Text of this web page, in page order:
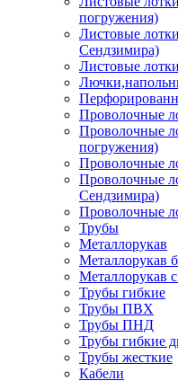
погружения)
Листовые
Сендзимира)
Листовые
Проволочные
Проволочные
погружения)
Проволочные
Проволочные
Сендзимира)
Проволочные
Трубы
Металлорукав
Металлорукав
Металлорукав
Трубы гибкие
Трубы ПВХ
Трубы ПНД
Трубы гибкие
Трубы жесткие
Кабели